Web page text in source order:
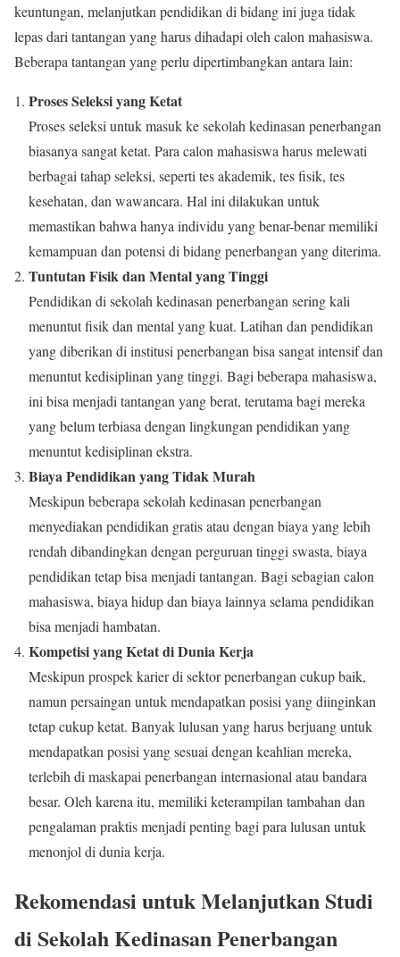
keuntungan, melanjutkan pendidikan di bidang ini juga tidak
lepas dari tantangan yang harus dihadapi oleh calon mahasiswa.
Beberapa tantangan yang perlu dipertimbangkan antara lain:
Proses Seleksi yang Ketat
Proses seleksi untuk masuk ke sekolah kedinasan penerbangan
biasanya sangat ketat. Para calon mahasiswa harus melewati
berbagai tahap seleksi, seperti tes akademik, tes fisik, tes
kesehatan, dan wawancara. Hal ini dilakukan untuk
memastikan bahwa hanya individu yang benar-benar memiliki
kemampuan dan potensi di bidang penerbangan yang diterima.
Tuntutan Fisik dan Mental yang Tinggi
Pendidikan di sekolah kedinasan penerbangan sering kali
menuntut fisik dan mental yang kuat. Latihan dan pendidikan
yang diberikan di institusi penerbangan bisa sangat intensif dan
menuntut kedisiplinan yang tinggi. Bagi beberapa mahasiswa,
ini bisa menjadi tantangan yang berat, terutama bagi mereka
yang belum terbiasa dengan lingkungan pendidikan yang
menuntut kedisiplinan ekstra.
Biaya Pendidikan yang Tidak Murah
Meskipun beberapa sekolah kedinasan penerbangan
menyediakan pendidikan gratis atau dengan biaya yang lebih
rendah dibandingkan dengan perguruan tinggi swasta, biaya
pendidikan tetap bisa menjadi tantangan. Bagi sebagian calon
mahasiswa, biaya hidup dan biaya lainnya selama pendidikan
bisa menjadi hambatan.
Kompetisi yang Ketat di Dunia Kerja
Meskipun prospek karier di sektor penerbangan cukup baik,
namun persaingan untuk mendapatkan posisi yang diinginkan
tetap cukup ketat. Banyak lulusan yang harus berjuang untuk
mendapatkan posisi yang sesuai dengan keahlian mereka,
terlebih di maskapai penerbangan internasional atau bandara
besar. Oleh karena itu, memiliki keterampilan tambahan dan
pengalaman praktis menjadi penting bagi para lulusan untuk
menonjol di dunia kerja.
Rekomendasi untuk Melanjutkan Studi
di Sekolah Kedinasan Penerbangan